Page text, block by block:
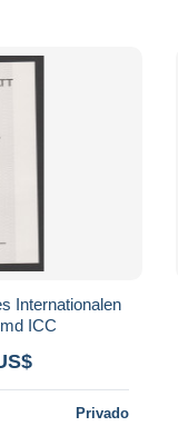
Internationalen
ICC
Privado